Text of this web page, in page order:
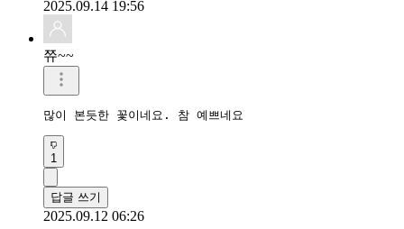
2025.09.14 19:56
쮸~~
많이 본듯한 꽃이네요. 참 예쁘네요
1
답글 쓰기
2025.09.12 06:26